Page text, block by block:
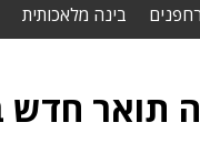
רחפנים בינה מלאכותית
תואר חדש